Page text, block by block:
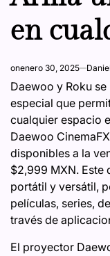
en
onenero 30, 2025
Daewoo y Roku
especial que
cualquier espacio
Daewoo
disponibles a la
$2,999 MXN. Este
portátil y versátil,
películas, series,
través de
El proyector